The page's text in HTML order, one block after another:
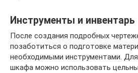
Инструменты и инвентарь
После создания подробных
позаботиться о подготовке
необходимыми инструментами.
шкафа можно использовать